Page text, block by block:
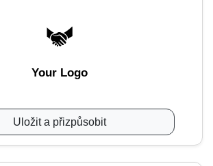
Your Logo
Uložit a přizpůsobit